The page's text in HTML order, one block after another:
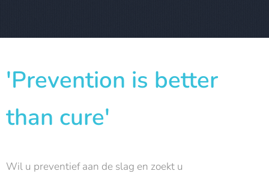
'Prevention is better
than cure'
Wil u preventief aan de slag en zoekt u